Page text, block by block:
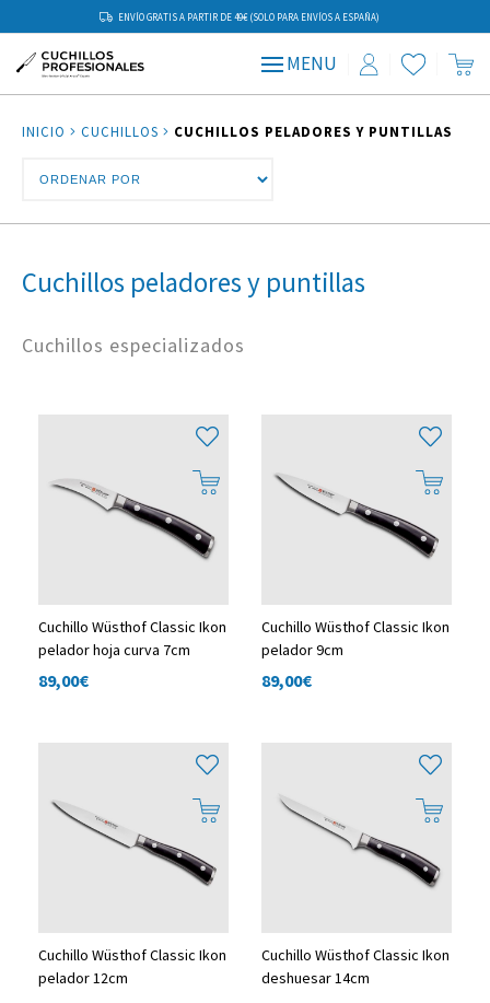
ENVÍO GRATIS A PARTIR DE 49€ (SOLO PARA ENVÍOS A ESPAÑA)
MENU
INICIO CUCHILLOS CUCHILLOS PELADORES Y PUNTILLAS
Cuchillos peladores y puntillas
Cuchillos especializados
Cuchillo Wüsthof Classic Ikon
pelador hoja curva 7cm
89,00€
Cuchillo Wüsthof Classic Ikon
pelador 9cm
89,00€
Cuchillo Wüsthof Classic Ikon
pelador 12cm
Cuchillo Wüsthof Classic Ikon
deshuesar 14cm